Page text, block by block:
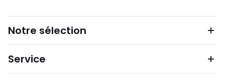
Notre sélection
Service